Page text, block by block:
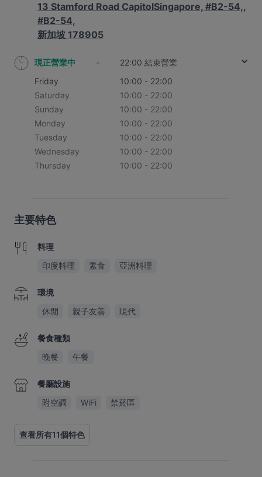
13 Stamford Road CapitolSingapore, #B2-54,,
#B2-54,
新加坡 178905
現正營業中 -
22:00 結束營業
Friday
10:00 - 22:00
Saturday
10:00 - 22:00
Sunday
10:00 - 22:00
Monday
10:00 - 22:00
Tuesday
10:00 - 22:00
Wednesday
10:00 - 22:00
Thursday
10:00 - 22:00
主要特色
料理
印度料理
素食 亞洲料理
環境
休閒
親子友善 現代
餐食種類
晚餐
午餐
餐廳設施
附空調
WiFi 禁菸區
查看所有11個特色